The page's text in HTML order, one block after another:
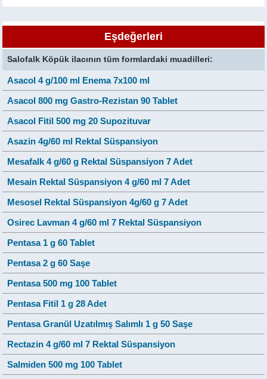
Eşdeğerleri
Salofalk Köpük ilacının tüm formlardaki muadilleri:
Asacol 4 g/100 ml Enema 7x100 ml
Asacol 800 mg Gastro-Rezistan 90 Tablet
Asacol Fitil 500 mg 20 Supozituvar
Asazin 4g/60 ml Rektal Süspansiyon
Mesafalk 4 g/60 g Rektal Süspansiyon 7 Adet
Mesain Rektal Süspansiyon 4 g/60 ml 7 Adet
Mesosel Rektal Süspansiyon 4g/60 g 7 Adet
Osirec Lavman 4 g/60 ml 7 Rektal Süspansiyon
Pentasa 1 g 60 Tablet
Pentasa 2 g 60 Saşe
Pentasa 500 mg 100 Tablet
Pentasa Fitil 1 g 28 Adet
Pentasa Granül Uzatılmış Salımlı 1 g 50 Saşe
Rectazin 4 g/60 ml 7 Rektal Süspansiyon
Salmiden 500 mg 100 Tablet